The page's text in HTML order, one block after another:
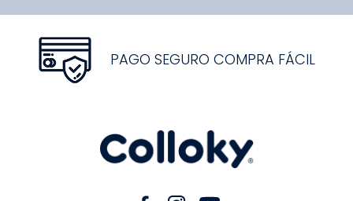
PAGO SEGURO COMPRA FÁCIL